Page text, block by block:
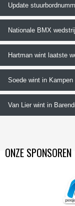
Update
Nationale BMX
Hartman wint laatste
Soede wint in Kampen
Van Lier wint in
ONZE SPONSOREN